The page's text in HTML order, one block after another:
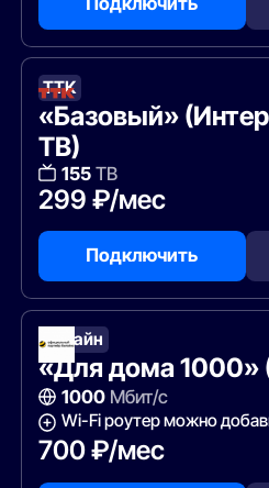
ТТК
«Базовый»
ТВ)
155ТВ
299 ₽/мес
Подключить
Билайн
«Для дома 1000»
1000Мбит/с
Wi-Fi роутер можно
700 ₽/мес